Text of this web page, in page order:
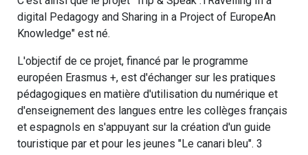
digital Pedagogy and Sharing in a Project of EuropeAn
Knowledge" est né.
L'objectif de ce projet, financé par le programme
européen Erasmus +, est d'échanger sur les pratiques
pédagogiques en matière d'utilisation du numérique et
d'enseignement des langues entre les collèges français
et espagnols en s'appuyant sur la création d'un guide
touristique par et pour les jeunes "Le canari bleu". 3